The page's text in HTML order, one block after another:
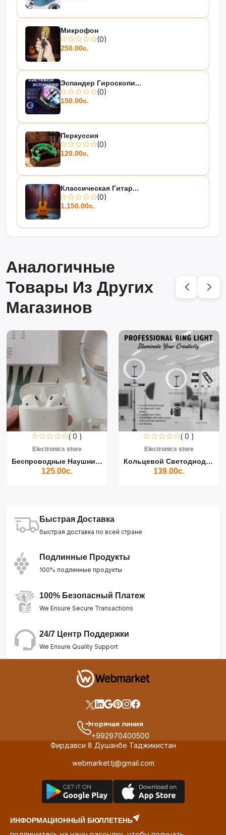
Микрофон
(0)
250.00с.
Эспандер Гироскопи...
(0)
150.00с.
Перкуссия
(0)
120.00с.
Классическая Гитар...
(0)
1,150.00с.
Аналогичные
Товары Из Других
Магазинов
( 0 )
Electronics store
Беспроводные Наушники Air...
125.00с.
( 0 )
Electronics store
Кольцевой Светодиодный Св...
139.00с.
Быстрая Доставка
быстрая доставка по всей стране
Подлинные Продукты
100% подлинные продукты
100% Безопасный Платеж
We Ensure Secure Transactions
24/7 Центр Поддержки
We Ensure Quality Support
горячая линия
+992970400500
Фирдавси 8 Душанбе Таджикистан
webmarket.tj@gmail.com
ИНФОРМАЦИОННЫЙ БЮЛЛЕТЕНЬ